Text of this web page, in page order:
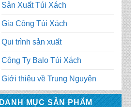
Sản Xuất Túi Xách
Gia Công Túi Xách
Qui trình sản xuất
Công Ty Balo Túi Xách
Giới thiệu về Trung Nguyên
DANH MỤC SẢN PHẨM